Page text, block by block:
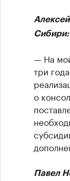
Сибири:
— На
три
о
Павел